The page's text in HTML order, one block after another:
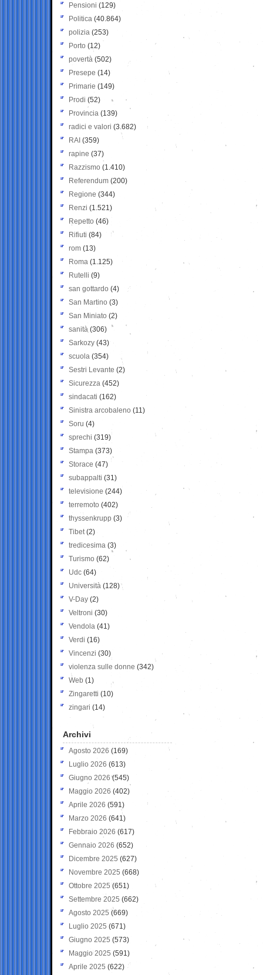
Pensioni (129)
Politica (40.864)
polizia (253)
Porto (12)
povertà (502)
Presepe (14)
Primarie (149)
Prodi (52)
Provincia (139)
radici e valori (3.682)
RAI (359)
rapine (37)
Razzismo (1.410)
Referendum (200)
Regione (344)
Renzi (1.521)
Repetto (46)
Rifiuti (84)
rom (13)
Roma (1.125)
Rutelli (9)
san gottardo (4)
San Martino (3)
San Miniato (2)
sanità (306)
Sarkozy (43)
scuola (354)
Sestri Levante (2)
Sicurezza (452)
sindacati (162)
Sinistra arcobaleno (11)
Soru (4)
sprechi (319)
Stampa (373)
Storace (47)
subappalti (31)
televisione(244)
terremoto (402)
thyssenkrupp (3)
Tibet(2)
tredicesima (3)
Turismo (62)
Udc (64)
Università (128)
V-Day (2)
Veltroni (30)
Vendola (41)
Verdi (16)
Vincenzi (30)
violenza sulle donne (342)
Web (1)
Zingaretti (10)
zingari (14)
Archivi
Agosto 2026 (169)
Luglio 2026 (613)
Giugno 2026 (545)
Maggio 2026 (402)
Aprile 2026 (591)
Marzo 2026 (641)
Febbraio 2026 (617)
Gennaio 2026 (652)
Dicembre 2025 (627)
Novembre 2025 (668)
Ottobre 2025 (651)
Settembre 2025 (662)
Agosto 2025 (669)
Luglio 2025 (671)
Giugno 2025 (573)
Maggio 2025 (591)
Aprile 2025 (622)